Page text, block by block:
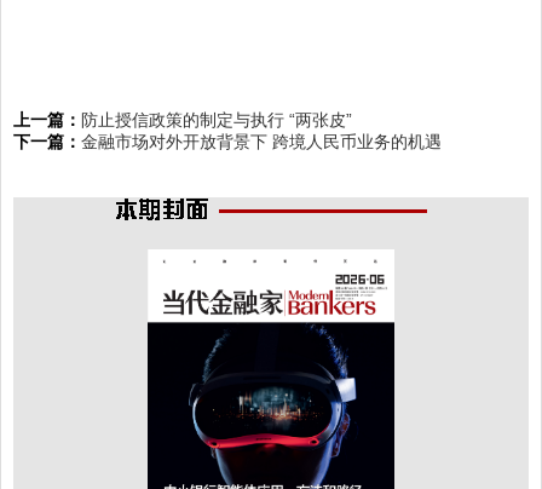
上一篇： 防止授信政策的制定与执行 “两张皮”
下一篇： 金融市场对外开放背景下 跨境人民币业务的机遇